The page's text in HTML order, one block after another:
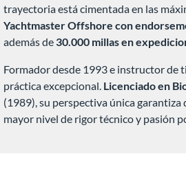
trayectoria está cimentada en las
Yachtmaster Offshore con
además de 30.000 millas en
Formador desde 1993 e instructor de
práctica excepcional. Licenciado en
(1989), su perspectiva única
mayor nivel de rigor técnico y pasión